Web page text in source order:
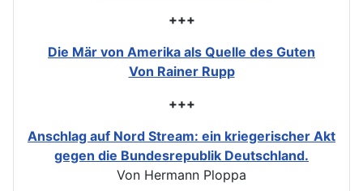
+++
Die Mär von Amerika als Quelle des Guten
Von Rainer Rupp
+++
Anschlag auf Nord Stream: ein kriegerischer Akt
gegen die Bundesrepublik Deutschland.
Von Hermann Ploppa